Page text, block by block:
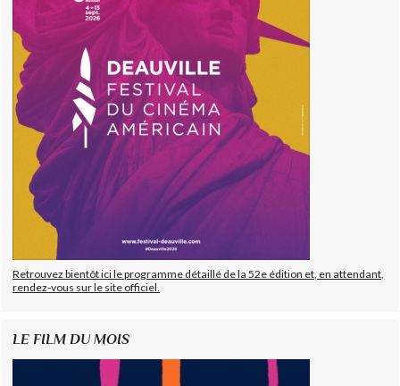
Retrouvez bientôt ici le programme détaillé de la 52e édition et, en attendant,
rendez-vous sur le site officiel.
LE FILM DU MOIS